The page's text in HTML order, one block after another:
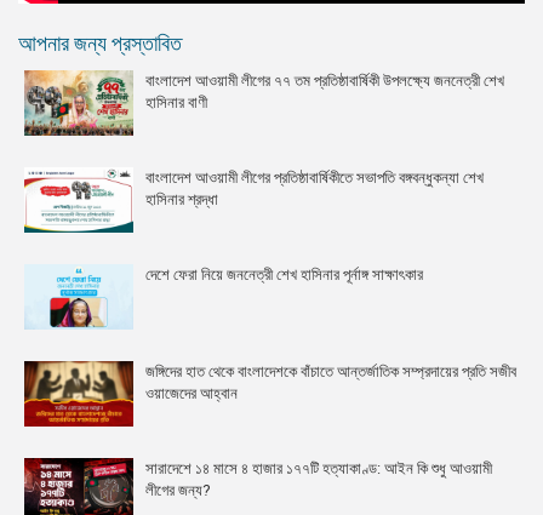
আপনার জন্য প্রস্তাবিত
বাংলাদেশ আওয়ামী লীগের ৭৭ তম প্রতিষ্ঠাবার্ষিকী উপলক্ষ্যে জননেত্রী শেখ
হাসিনার বাণী
বাংলাদেশ আওয়ামী লীগের প্রতিষ্ঠাবার্ষিকীতে সভাপতি বঙ্গবন্ধুকন্যা শেখ
হাসিনার শ্রদ্ধা
দেশে ফেরা নিয়ে জননেত্রী শেখ হাসিনার পূর্নাঙ্গ সাক্ষাৎকার
জঙ্গিদের হাত থেকে বাংলাদেশকে বাঁচাতে আন্তর্জাতিক সম্প্রদায়ের প্রতি সজীব
ওয়াজেদের আহ্বান
সারাদেশে ১৪ মাসে ৪ হাজার ১৭৭টি হত্যাকাণ্ড: আইন কি শুধু আওয়ামী
লীগের জন্য?